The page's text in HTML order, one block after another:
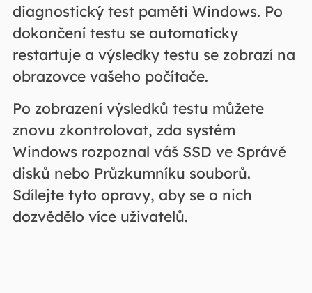
diagnostický test paměti Windows. Po
dokončení testu se automaticky
restartuje a výsledky testu se zobrazí na
obrazovce vašeho počítače.
Po zobrazení výsledků testu můžete
znovu zkontrolovat, zda systém
Windows rozpoznal váš SSD ve Správě
disků nebo Průzkumníku souborů.
Sdílejte tyto opravy, aby se o nich
dozvědělo více uživatelů.